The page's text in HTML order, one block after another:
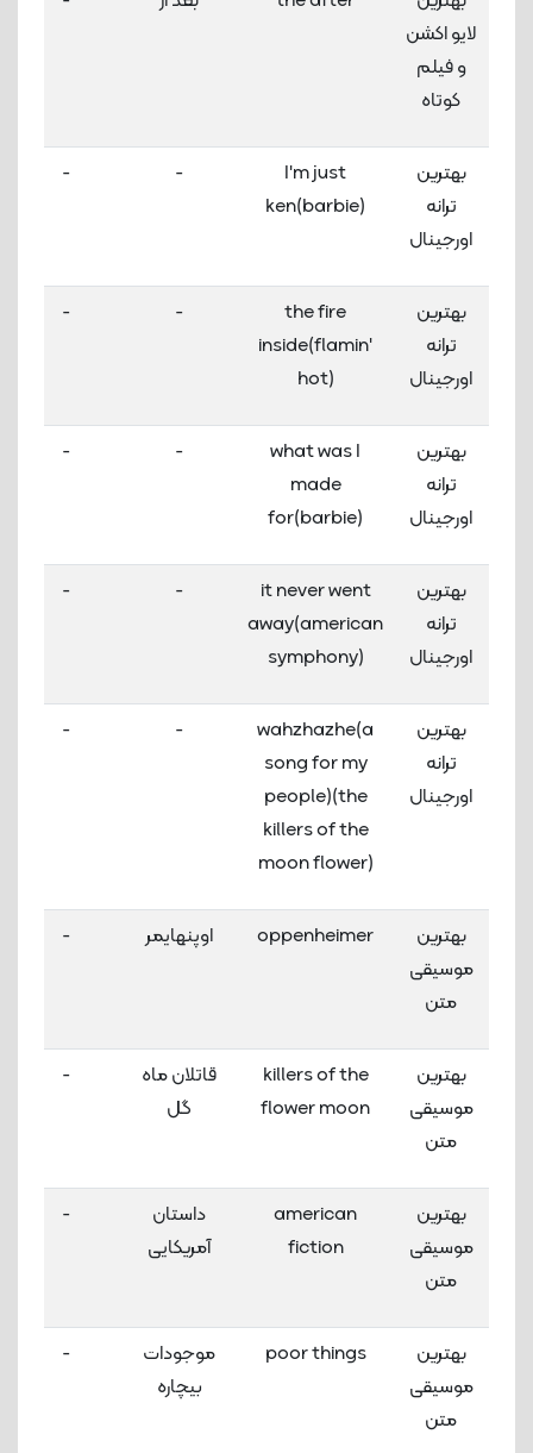
لایو اکشن
و فیلم
کوتاه
بهترین
ترانه
اورجینال
I'm just
ken(barbie)
-
-
بهترین
ترانه
اورجینال
the fire
inside(flamin'
hot)
-
-
بهترین
ترانه
اورجینال
what was I
made
for(barbie)
-
-
بهترین
ترانه
اورجینال
it never went
away(american
symphony)
-
-
بهترین
ترانه
اورجینال
wahzhazhe(a
song for my
people)(the
killers of the
moon flower)
-
-
بهترین
موسیقی
متن
oppenheimer اوپنهایمر -
بهترین
موسیقی
متن
killers of the
flower moon
قاتلان ماه
گل
-
بهترین
موسیقی
متن
american
fiction
داستان
آمریکایی
-
بهترین
موسیقی
متن
poor things
موجودات
بیچاره
-